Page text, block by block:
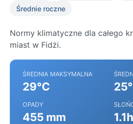
Średnie roczne
Normy klimatyczne dla całego
miast w Fidżi.
ŚREDNIA MAKSYMALNA
29°C
OPADY
455 mm